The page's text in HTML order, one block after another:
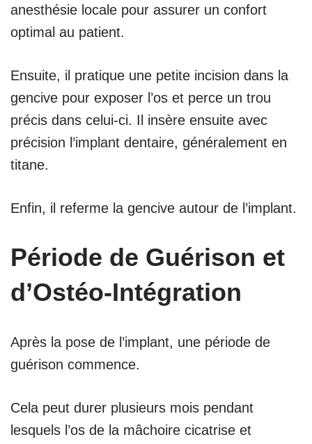
anesthésie locale pour assurer un confort
optimal au patient.
Ensuite, il pratique une petite incision dans la
gencive pour exposer l’os et perce un trou
précis dans celui-ci. Il insère ensuite avec
précision l’implant dentaire, généralement en
titane.
Enfin, il referme la gencive autour de l’implant.
Période de Guérison et
d’Ostéo-Intégration
Après la pose de l’implant, une période de
guérison commence.
Cela peut durer plusieurs mois pendant
lesquels l’os de la mâchoire cicatrise et